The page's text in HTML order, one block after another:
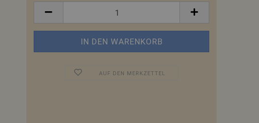
AUF DEN MERKZETTEL